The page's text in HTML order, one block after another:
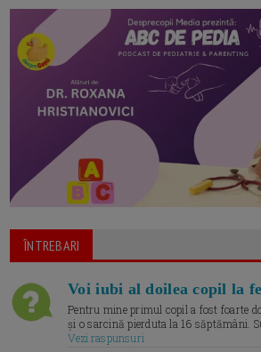
ÎNTREBARI
Voi iubi al doilea copil la
Pentru mine primul copil a fost foarte
și o sarcină pierduta la 16 săptămâni.
Vezi raspunsuri